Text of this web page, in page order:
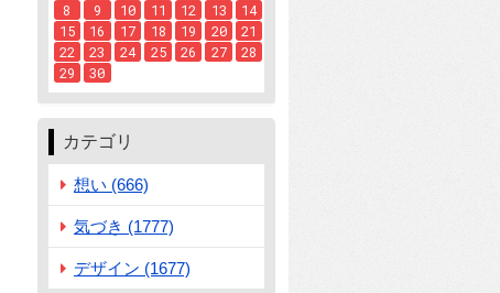
8
9 10 11 12 13
14
15
16 17 18 19 20
21
22
23 24 25 26 27
28
29
30
カテゴリ
想い (666)
気づき (1777)
デザイン (1677)